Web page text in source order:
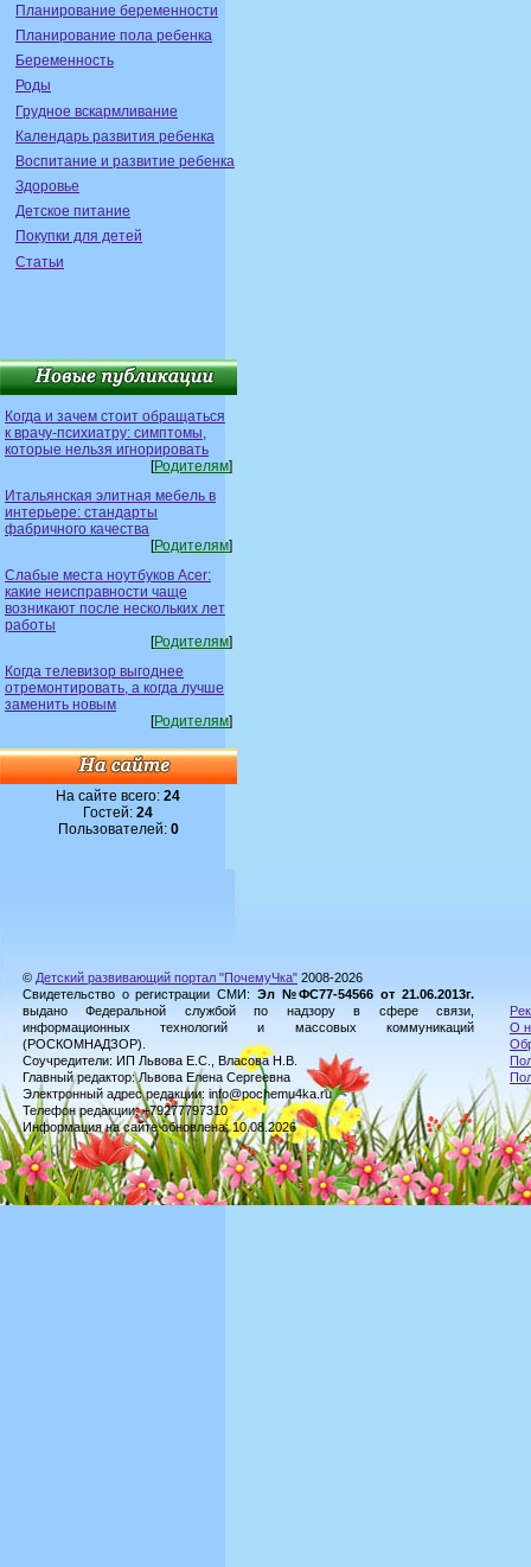
Планирование беременности
Планирование пола ребенка
Беременность
Роды
Грудное вскармливание
Календарь развития ребенка
Воспитание и развитие ребенка
Здоровье
Детское питание
Покупки для детей
Статьи
Когда и зачем стоит обращаться
к врачу-психиатру: симптомы,
которые нельзя игнорировать
[Родителям]
Итальянская элитная мебель в
интерьере: стандарты
фабричного качества
[Родителям]
Слабые места ноутбуков Acer:
какие неисправности чаще
возникают после нескольких лет
работы
[Родителям]
Когда телевизор выгоднее
отремонтировать, а когда лучше
заменить новым
[Родителям]
На сайте всего:24
Гостей:24
Пользователей: 0
© Детский развивающий портал "ПочемуЧка" 2008-2026
Свидетельство о регистрации СМИ: Эл №ФС77-54566 от 21.06.2013г.
выдано Федеральной службой по надзору в сфере связи,
информационных технологий и массовых коммуникаций
(РОСКОМНАДЗОР).
Соучредители: ИП Львова Е.С., Власова Н.В.
Главный редактор: Львова Елена Сергеевна
Электронный адрес редакции: info@pochemu4ka.ru
Телефон редакции: +79277797310
Информация на сайте обновлена: 10.08.2026
О